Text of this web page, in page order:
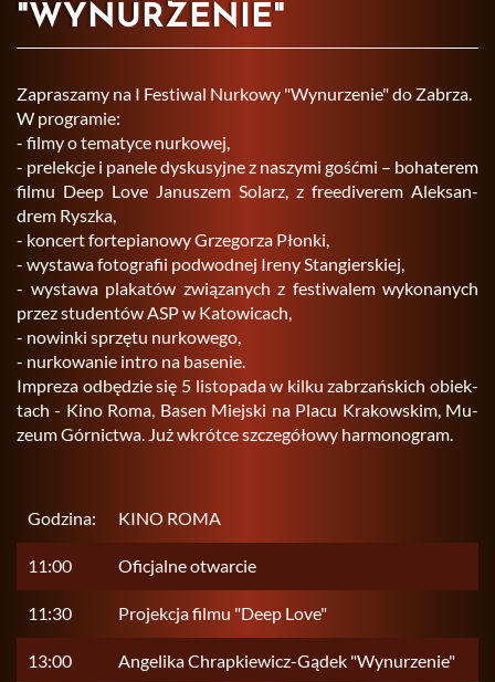
"WYNURZENIE"
Za­pra­sza­my na I Fe­sti­wal Nur­ko­wy "Wy­nu­rze­nie" do Za­brza.
W pro­gra­mie:
- filmy o te­ma­ty­ce nur­ko­wej,
- pre­lek­cje i pa­ne­le dys­ku­syj­ne z na­szy­mi go­ść­mi – bo­ha­te­rem
filmu Deep Love Ja­nu­szem So­larz, z fre­edi­ve­rem Alek­san­
drem Rysz­ka,
- kon­cert for­te­pia­no­wy Grze­go­rza Płon­ki,
- wy­sta­wa fo­to­gra­fii pod­wod­nej Ireny Stan­gier­skiej,
- wy­sta­wa pla­ka­tów zwią­za­nych z fe­sti­wa­lem wy­ko­na­nych
przez stu­den­tów ASP w Ka­to­wi­cach,
- no­win­ki sprzę­tu nur­ko­we­go,
- nur­ko­wa­nie intro na ba­se­nie.
Im­pre­za od­bę­dzie się 5 li­sto­pa­da w kilku za­brzań­skich obiek­
tach - Kino Roma, Basen Miej­ski na Placu Kra­kow­skim, Mu­
zeum Gór­nic­twa. Już wkrót­ce szcze­gó­ło­wy har­mo­no­gram.
Godzina: KINO ROMA
11:00 Oficjalne otwarcie
11:30 Projekcja filmu "Deep Love"
13:00 Angelika Chrapkiewicz-Gądek "Wynurzenie"